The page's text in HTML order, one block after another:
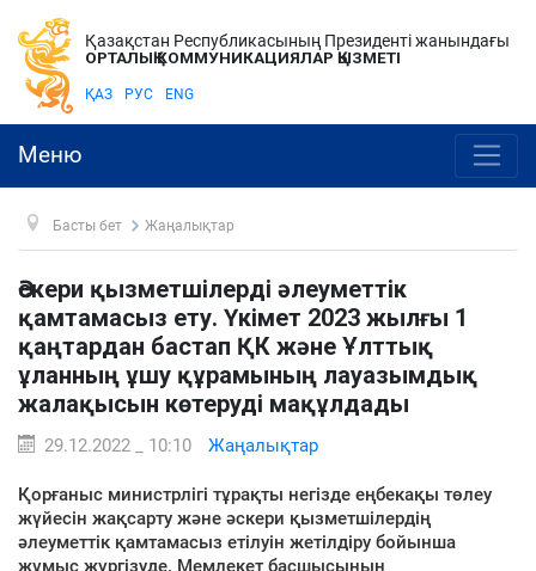
Қазақстан Республикасының Президенті жанындағы
ОРТАЛЫҚ КОММУНИКАЦИЯЛАР ҚЫЗМЕТІ
ҚАЗ РУС ENG
Меню
Басты бет Жаңалықтар
Әскери қызметшілерді әлеуметтік
қамтамасыз ету. Үкімет 2023 жылғы 1
қаңтардан бастап ҚК және Ұлттық
ұланның ұшу құрамының лауазымдық
жалақысын көтеруді мақұлдады
29.12.2022 _ 10:10 Жаңалықтар
Қорғаныс министрлігі тұрақты негізде еңбекақы төлеу
жүйесін жақсарту және әскери қызметшілердің
әлеуметтік қамтамасыз етілуін жетілдіру бойынша
жұмыс жүргізуде. Мемлекет басшысының